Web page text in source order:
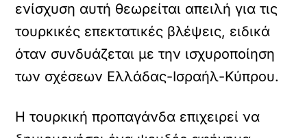
ενίσχυση αυτή θεωρείται απειλή για τις
τουρκικές επεκτατικές βλέψεις, ειδικά
όταν συνδυάζεται με την ισχυροποίηση
των σχέσεων Ελλάδας-Ισραήλ-Κύπρου.
Η τουρκική προπαγάνδα επιχειρεί να